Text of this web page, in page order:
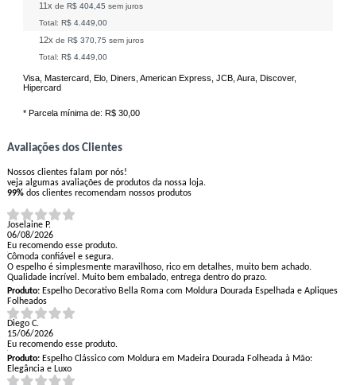
11x de R$ 404,45 sem juros
Total: R$ 4.449,00
12x de R$ 370,75 sem juros
Total: R$ 4.449,00
Visa, Mastercard, Elo, Diners, American Express, JCB, Aura, Discover,
Hipercard
* Parcela mínima de: R$ 30,00
Avaliações dos Clientes
Nossos clientes falam por nós!
veja algumas avaliações de produtos da nossa loja.
99% dos clientes recomendam nossos produtos
Joselaine P.
06/08/2026
Eu recomendo esse produto.
Cômoda confiável e segura.
O espelho é simplesmente maravilhoso, rico em detalhes, muito bem achado.
Qualidade incrível. Muito bem embalado, entrega dentro do prazo.
Produto:Espelho Decorativo Bella Roma com Moldura Dourada Espelhada e Apliques
Folheados
Diego C.
15/06/2026
Eu recomendo esse produto.
Produto:Espelho Clássico com Moldura em Madeira Dourada Folheada à Mão:
Elegância e Luxo